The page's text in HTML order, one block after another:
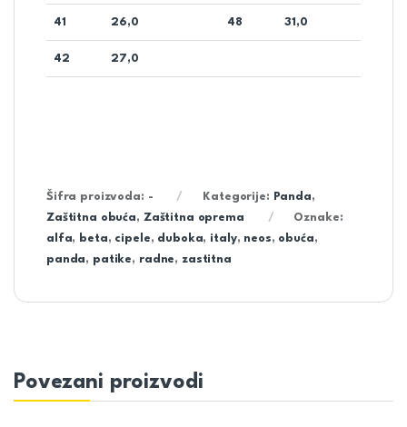
41 26,0 48 31,0
42 27,0
Šifra proizvoda: - Kategorije: Panda,
Zaštitna obuća, Zaštitna oprema
Oznake:
alfa, beta, cipele, duboka, italy, neos, obuća,
panda, patike, radne, zastitna
Povezani proizvodi